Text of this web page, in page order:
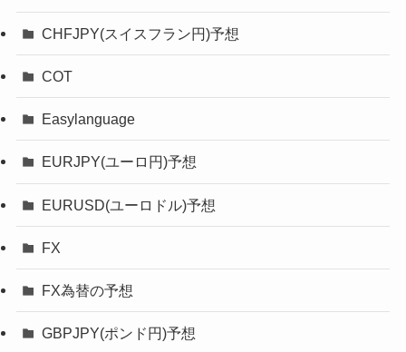
CHFJPY(スイスフラン円)予想
COT
Easylanguage
EURJPY(ユーロ円)予想
EURUSD(ユーロドル)予想
FX
FX為替の予想
GBPJPY(ポンド円)予想